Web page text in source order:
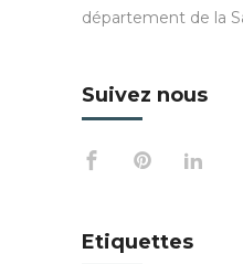
département de la
Suivez nous
Etiquettes